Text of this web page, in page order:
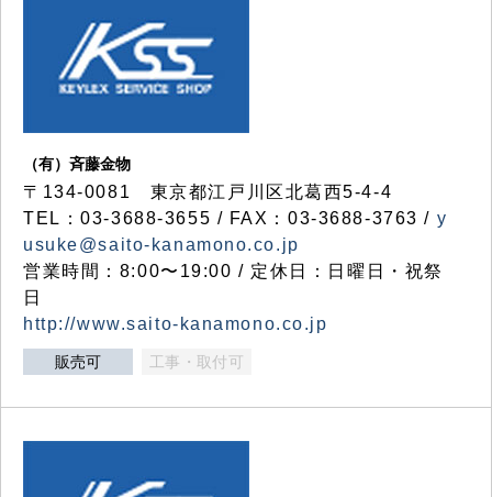
（有）斉藤金物
〒134-0081 東京都江戸川区北葛西5-4-4
TEL：03-3688-3655 / FAX：03-3688-3763 / y
usuke@saito-kanamono.co.jp
営業時間：8:00〜19:00 / 定休日：日曜日・祝祭
日
http://www.saito-kanamono.co.jp
販売可 工事・取付可